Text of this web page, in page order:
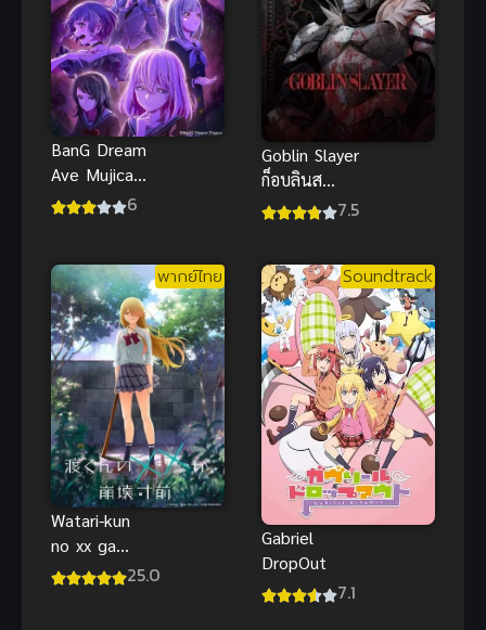
BanG Dream
Ave Mujica
(2025)
6
Goblin Slayer
ก็อบลินส
เลเยอร์
7.5
พากย์ไทย
Watari-kun
no xx ga
Houkai
25.0
Soundtrack
Gabriel
DropOut
7.1